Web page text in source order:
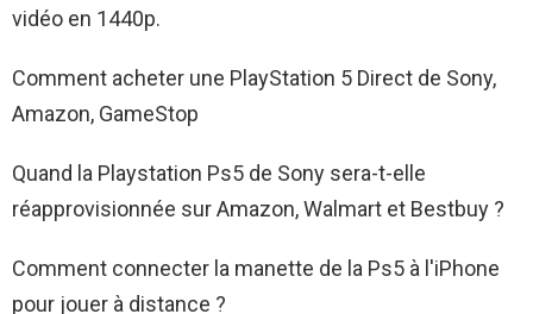
vidéo en 1440p.
Comment acheter une PlayStation 5 Direct de Sony,
Amazon, GameStop
Quand la Playstation Ps5 de Sony sera-t-elle
réapprovisionnée sur Amazon, Walmart et Bestbuy ?
Comment connecter la manette de la Ps5 à l'iPhone
pour jouer à distance ?